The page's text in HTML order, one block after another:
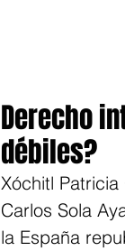
Derecho
débiles?
Xóchitl
Carlos Sola
la España